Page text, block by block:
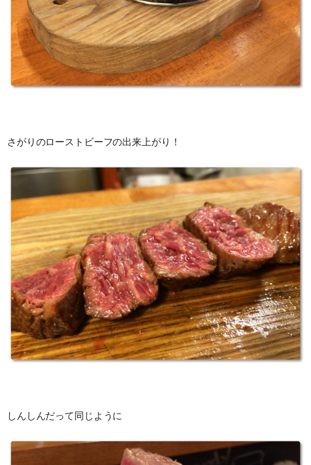
さがりのローストビーフの出来上がり！
しんしんだって同じように